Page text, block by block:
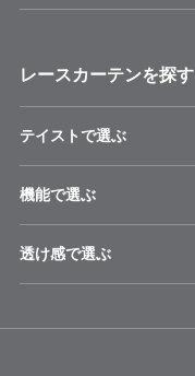
レースカーテンを探す
テイストで選ぶ
機能で選ぶ
透け感で選ぶ